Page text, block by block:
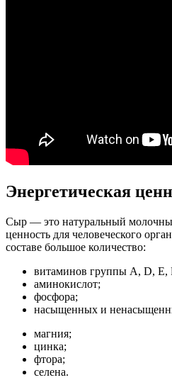
Энергетическая
Сыр — это натуральный
ценность для человеческого
составе большое количество:
витаминов группы A, D, E,
аминокислот;
фосфора;
насыщенных и
магния;
цинка;
фтора;
селена.